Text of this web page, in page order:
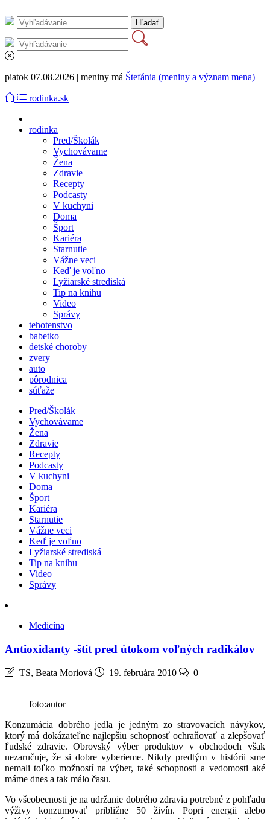
piatok 07.08.2026 | meniny má Štefánia (meniny a význam mena)
rodinka.sk
rodinka
Pred/Školák
Vychovávame
Žena
Zdravie
Recepty
Podcasty
V kuchyni
Doma
Šport
Kariéra
Starnutie
Vážne veci
Keď je voľno
Lyžiarské strediská
Tip na knihu
Video
Správy
tehotenstvo
babetko
detské choroby
zvery
auto
pôrodnica
súťaže
Pred/Školák
Vychovávame
Žena
Zdravie
Recepty
Podcasty
V kuchyni
Doma
Šport
Kariéra
Starnutie
Vážne veci
Keď je voľno
Lyžiarské strediská
Tip na knihu
Video
Správy
Medicína
Antioxidanty -štít pred útokom voľných radikálov
TS, Beata Moriová 19. februára 2010 0
foto:autor
Konzumácia dobrého jedla je jedným zo stravovacích návykov,
ktorý má dokázateľne najlepšiu schopnosť ochraňovať a zlepšovať
ľudské zdravie. Obrovský výber produktov v obchodoch však
nezaručuje, že si dobre vyberieme. Nikdy predtým v histórii sme
nemali toľko možností na výber, také schopnosti a vedomosti aké
máme dnes a tak málo času.
Vo všeobecnosti je na udržanie dobrého zdravia potrebné z pohľadu
výživy konzumovať približne 50 živín. Popri energii alebo